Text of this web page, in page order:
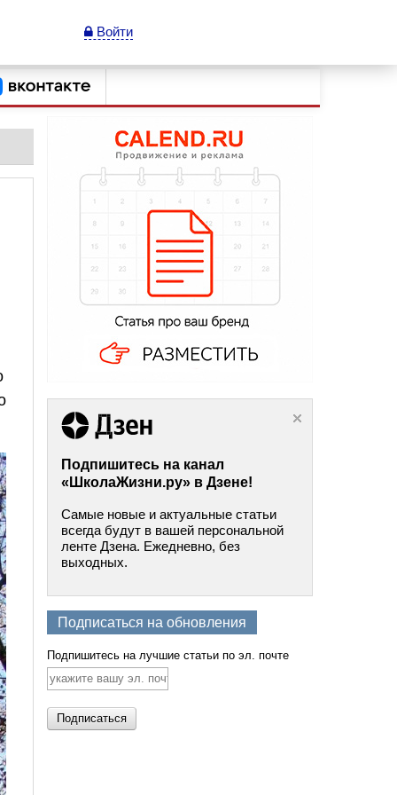
Войти
Подпишитесь на канал
«ШколаЖизни.ру» в Дзене!
Самые новые и актуальные статьи
всегда будут в вашей персональной
ленте Дзена. Ежедневно, без
выходных.
Подписаться на обновления
Подпишитесь на лучшие статьи по эл. почте